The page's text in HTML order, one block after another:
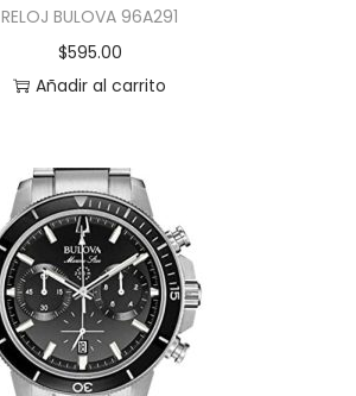
RELOJ BULOVA 96A291
$595.00
Añadir al carrito